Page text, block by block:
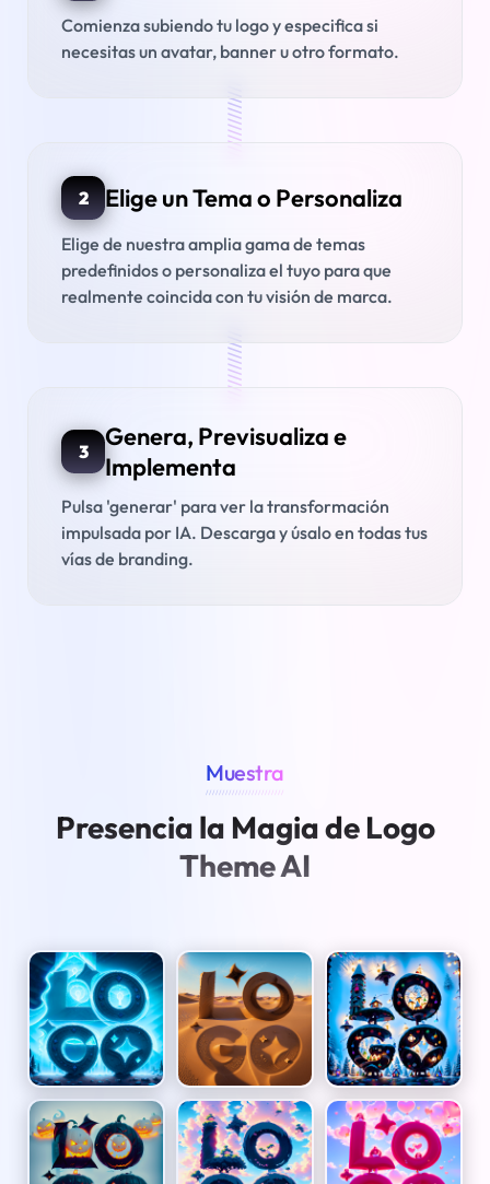
Comienza subiendo tu logo y especifica si
necesitas un avatar, banner u otro formato.
///////////////
2 Elige un Tema o Personaliza
Elige de nuestra amplia gama de temas
predefinidos o personaliza el tuyo para que
realmente coincida con tu visión de marca.
///////////////
3
Genera, Previsualiza e
Implementa
Pulsa 'generar' para ver la transformación
impulsada por IA. Descarga y úsalo en todas tus
vías de branding.
Muestra
////////////////////////
Presencia la Magia de Logo
Theme AI